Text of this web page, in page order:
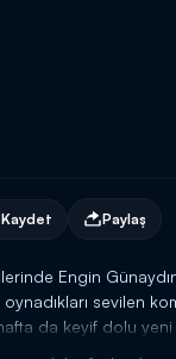
Kaydet Paylaş
Engin
sevilen
da keyif dolu